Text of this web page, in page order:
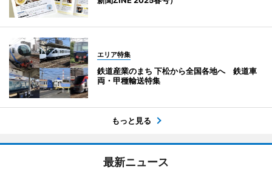
エリア特集
鉄道産業のまち 下松から全国各地へ 鉄道車
両・甲種輸送特集
もっと見る
最新ニュース